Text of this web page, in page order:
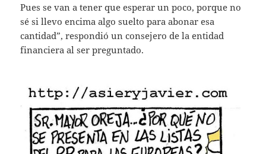
Pues se van a tener que esperar un poco, porque no
sé si llevo encima algo suelto para abonar esa
cantidad”, respondió un consejero de la entidad
financiera al ser preguntado.